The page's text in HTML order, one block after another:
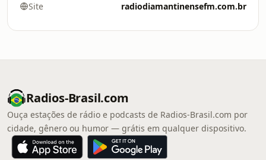
Site radiodiamantinensefm.com.br
Radios-Brasil.com
Ouça estações de rádio e podcasts de Radios-Brasil.com por
cidade, gênero ou humor — grátis em qualquer dispositivo.